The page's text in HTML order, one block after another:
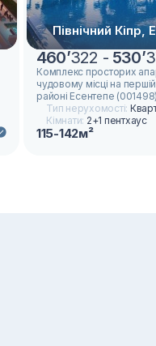
Північний Кіпр,
460’322 - 530’
Комплекс просторих
чудовому місці на першій
районі Есентепе (001498)
Тип нерухомості:
Кімнати: 2+1 пентхаус
115-142м²